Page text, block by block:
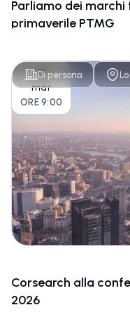
Parliamo dei
primaverile PTMG
Di persona
18
mar
ORE 9:00
Corsearch alla
2026